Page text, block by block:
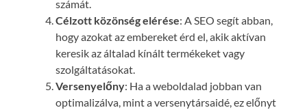
számát.
Célzott közönség elérése: A SEO segít abban,
hogy azokat az embereket érd el, akik aktívan
keresik az általad kínált termékeket vagy
szolgáltatásokat.
Versenyelőny: Ha a weboldalad jobban van
optimalizálva, mint a versenytársaidé, ez előnyt